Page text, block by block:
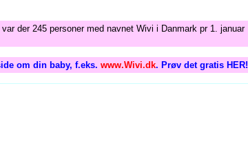
der 245 personer med navnet Wivi i Danmark pr 1. januar
om din baby, f.eks. www.Wivi.dk. Prøv det gratis HER!